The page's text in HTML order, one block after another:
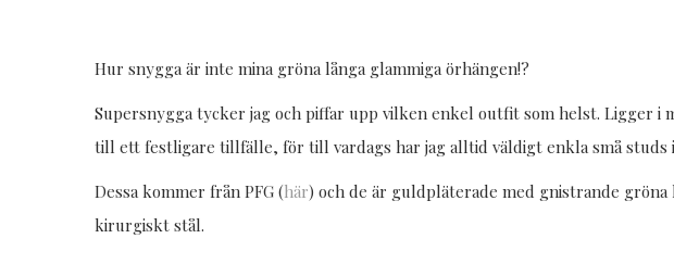
Hur snygga är inte mina gröna långa glammiga örhängen!?
Supersnygga tycker jag och piffar upp vilken enkel outfit som helst. Ligger i
till ett festligare tillfälle, för till vardags har jag alltid väldigt enkla små studs
Dessa kommer från PFG (här) och de är guldpläterade med gnistrande
kirurgiskt stål.